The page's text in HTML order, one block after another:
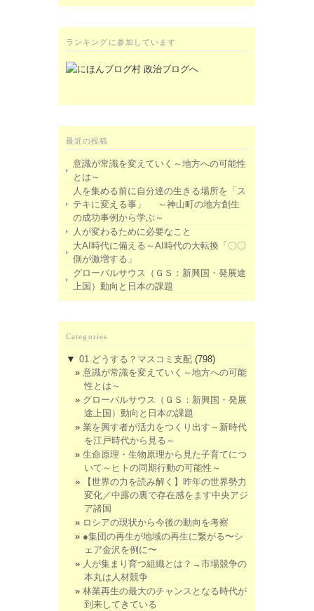
ランキングに参加しています
最近の投稿
意識が常識を変えていく～地方への可能性
とは～
人を集める前に自分達の生きる場所を「ス
テキに変える事」 ～神山町の地方創生
の成功事例から学ぶ～
人が変わるために必要なこと
大AI時代に備える～AI時代の大転換「〇〇
側が激増する」
グローバルサウス（ＧＳ：新興国・発展途
上国）動向と日本の課題
Categories
▼ 01.どうする？マスコミ支配 (798)
意識が常識を変えていく～地方への可能
性とは～
グローバルサウス（ＧＳ：新興国・発展
途上国）動向と日本の課題
業を興す者が活力をつくり出す～新時代
を江戸時代から見る～
生命原理・生物原理から見た子育てにつ
いて～ヒトの同期行動の可能性～
【世界の力を読み解く】昨年の世界勢力
変化／中露の裏で存在感をます中央アジ
ア諸国
ロシアの現状から今後の動向を考察
●集団の再生が地域の再生に繋がる〜シ
ェア金沢を例に〜
人が集まり育つ組織とは？→市場競争の
本丸は人材競争
林業再生の最大のチャンスとなる時代が
到来してきている